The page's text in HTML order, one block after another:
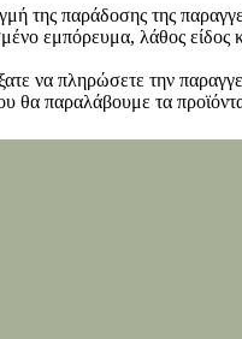
της παράδοσης της
εμπόρευμα, λάθος είδος
να πληρώσετε την
θα παραλάβουμε τα